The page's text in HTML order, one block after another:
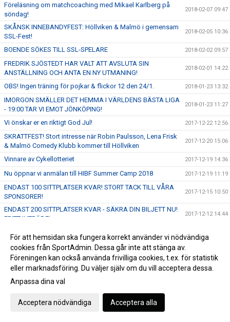
Föreläsning om matchcoaching med Mikael Karlberg på
söndag!
2018-02-07 09:47
SKÅNSK INNEBANDYFEST: Höllviken & Malmö i gemensam
SSL-Fest!
2018-02-05 10:36
BOENDE SÖKES TILL SSL-SPELARE 2018-02-02 09:57
FREDRIK SJÖSTEDT HAR VALT ATT AVSLUTA SIN
ANSTÄLLNING OCH ANTA EN NY UTMANING!
2018-02-01 14:22
OBS! Ingen träning för pojkar & flickor 12 den 24/1. 2018-01-23 13:32
IMORGON SMÄLLER DET HEMMA I VÄRLDENS BÄSTA LIGA
- 19:00 TAR VI EMOT JÖNKÖPING!
2018-01-23 11:27
Vi önskar er en riktigt God Jul! 2017-12-22 12:56
SKRATTFEST! Stort intresse när Robin Paulsson, Lena Frisk
& Malmö Comedy Klubb kommer till Höllviken
2017-12-20 15:06
Vinnare av Cykellotteriet 2017-12-19 14:36
Nu öppnar vi anmälan till HIBF Summer Camp 2018 2017-12-19 11:19
ENDAST 100 SITTPLATSER KVAR! STORT TACK TILL VÅRA
SPONSORER!
2017-12-15 10:50
ENDAST 200 SITTPLATSER KVAR - SÄKRA DIN BILJETT NU!
FRITT INTRÄDE!
2017-12-12 14:44
till Halörhallen 8/1 - Perfekt julklapp!
2017-12-09 13:23
FRITT INTRÄDE & Publikfest när vi tar emot SM-Finalisterna
Växjö Vipers den 17 December!
2017-12-05 17:12
Halörhallen
samtidigt som du stöttar föreningen!
För att hemsidan ska fungera korrekt använder vi nödvändiga
cookies från SportAdmin. Dessa går inte att stänga av.
Föreningen kan också använda frivilliga cookies, t.ex. för statistik
eller marknadsföring. Du väljer själv om du vill acceptera dessa.
Anpassa dina val
Acceptera nödvändiga Acceptera alla